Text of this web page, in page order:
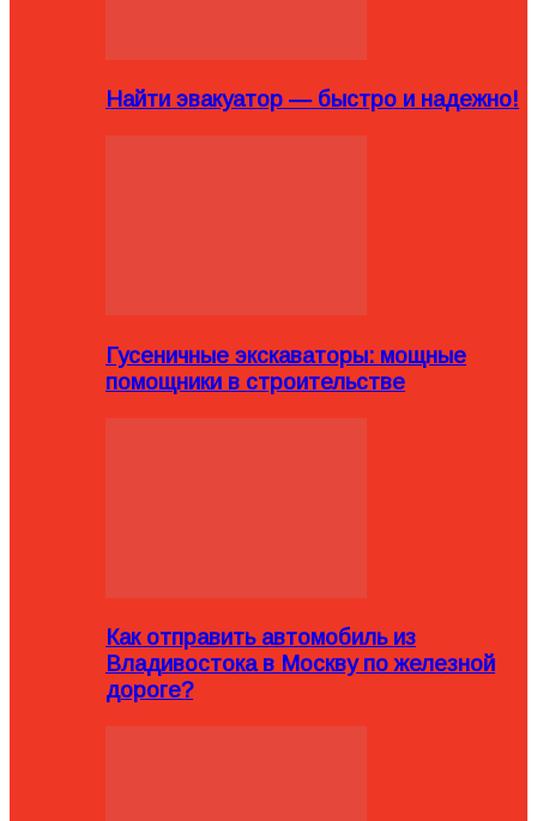
Найти эвакуатор — быстро и надежно!
Гусеничные экскаваторы: мощные
помощники в строительстве
Как отправить автомобиль из
Владивостока в Москву по железной
дороге?